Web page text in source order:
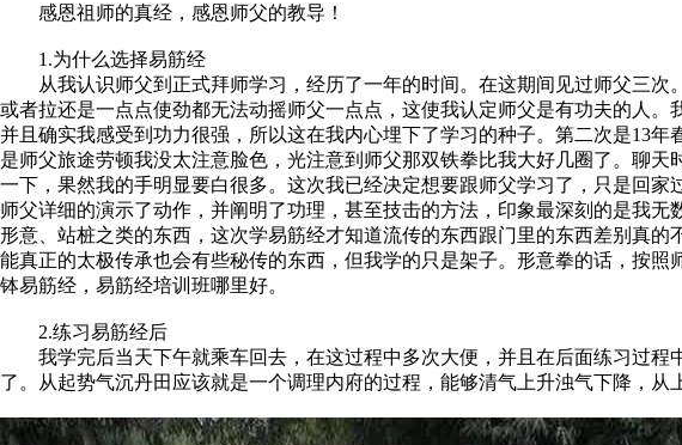
感恩祖师的真经，感恩师父的教导！
1.为什么选择易筋经
从我认识师父到正式拜师学习，经历了一年的时间。在这期间见过师父三次
或者拉还是一点点使劲都无法动摇师父一点点，这使我认定师父是有功夫的人
并且确实我感受到功力很强，所以这在我内心埋下了学习的种子。第二次是13
是师父旅途劳顿我没太注意脸色，光注意到师父那双铁拳比我大好几圈了。聊
一下，果然我的手明显要白很多。这次我已经决定想要跟师父学习了，只是回
师父详细的演示了动作，并阐明了功理，甚至技击的方法，印象最深刻的是我
形意、站桩之类的东西，这次学易筋经才知道流传的东西跟门里的东西差别真
能真正的太极传承也会有些秘传的东西，但我学的只是架子。形意拳的话，按
钵易筋经，易筋经培训班哪里好。
2.练习易筋经后
我学完后当天下午就乘车回去，在这过程中多次大便，并且在后面练习过程
了。从起势气沉丹田应该就是一个调理内府的过程，能够清气上升浊气下降，